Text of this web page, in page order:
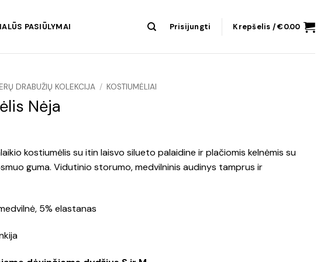
PASIŪLYMAI Prisijungti Krepšelis /€0.00
DRABUŽIŲ KOLEKCIJA / KOSTIUMĖLIAI
Nėja
kostiumėlis su itin laisvo silueto palaidine ir plačiomis kelnėmis su
guma. Vidutinio storumo, medvilninis audinys tamprus ir
5% elastanas